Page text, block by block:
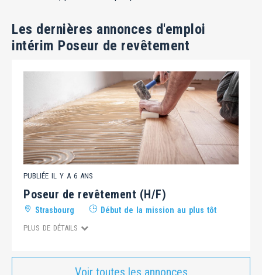
Les dernières annonces d'emploi
intérim Poseur de revêtement
PUBLIÉE IL Y A 6 ANS
Poseur de revêtement (H/F)
Strasbourg Début de la mission au plus tôt
PLUS DE DÉTAILS
Voir toutes les annonces